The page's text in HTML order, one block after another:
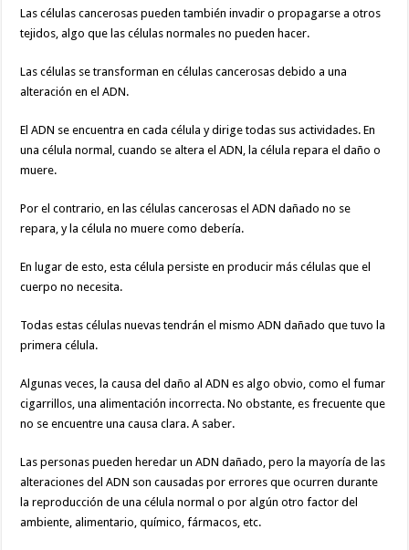
Las células cancerosas pueden también invadir o propagarse a otros
tejidos, algo que las células normales no pueden hacer.
Las células se transforman en células cancerosas debido a una
alteración en el ADN.
El ADN se encuentra en cada célula y dirige todas sus actividades. En
una célula normal, cuando se altera el ADN, la célula repara el daño o
muere.
Por el contrario, en las células cancerosas el ADN dañado no se
repara, y la célula no muere como debería.
En lugar de esto, esta célula persiste en producir más células que el
cuerpo no necesita.
Todas estas células nuevas tendrán el mismo ADN dañado que tuvo la
primera célula.
Algunas veces, la causa del daño al ADN es algo obvio, como el fumar
cigarrillos, una alimentación incorrecta. No obstante, es frecuente que
no se encuentre una causa clara. A saber.
Las personas pueden heredar un ADN dañado, pero la mayoría de las
alteraciones del ADN son causadas por errores que ocurren durante
la reproducción de una célula normal o por algún otro factor del
ambiente, alimentario, químico, fármacos, etc.